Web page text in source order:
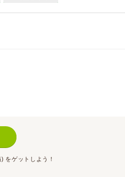
) をゲットしよう！